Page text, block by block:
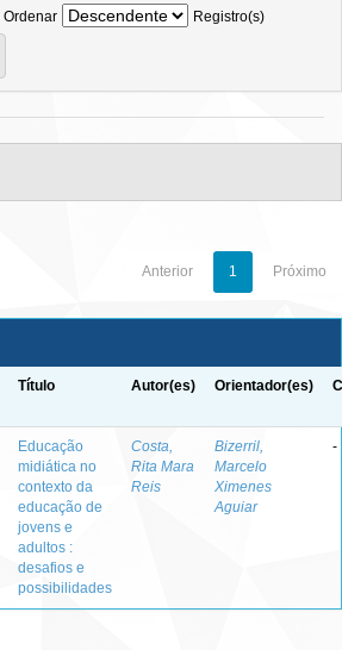
Ordenar
Registro(s)
Anterior 1 Próximo
Título Autor(es) Orientador(es)
Educação
midiática no
contexto da
educação de
jovens e
adultos :
desafios e
possibilidades
Costa,
Rita Mara
Reis
Bizerril,
Marcelo
Ximenes
Aguiar
-